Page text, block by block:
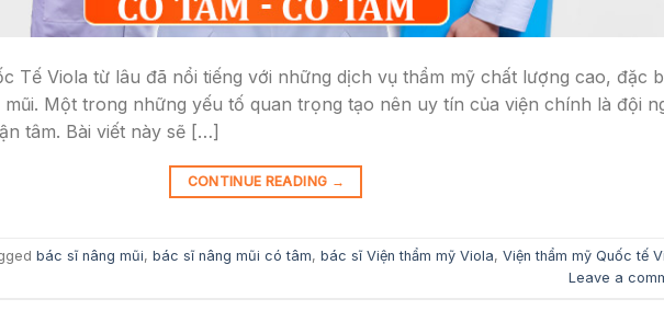
Tế Viola từ lâu đã nổi tiếng với những dịch vụ thẩm mỹ chất lượng cao, đặc
Một trong những yếu tố quan trọng tạo nên uy tín của viện chính là đội
tâm. Bài viết này sẽ […]
CONTINUE READING →
bác sĩ nâng mũi, bác sĩ nâng mũi có tâm, bác sĩ Viện thẩm mỹ Viola, Viện thẩm mỹ Quốc tế
Leave a